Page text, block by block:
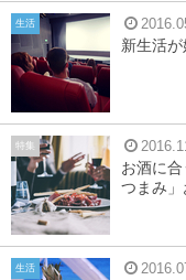
生活
新生活
特集
お酒に
つまみ」
生活